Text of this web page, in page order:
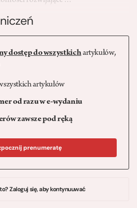
dostęp do wszystkichartykułów,
artykułów
od razu w e-wydaniu
zawsze pod ręką
prenumeratę
Zaloguj się, aby kontynuuwać